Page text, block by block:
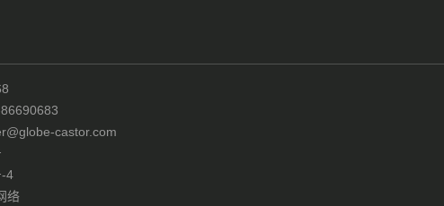
castor.com
4
络